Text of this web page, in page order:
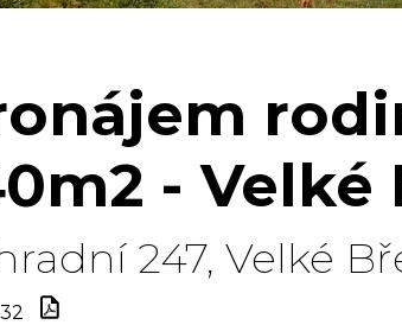
- Velké
247, Velké